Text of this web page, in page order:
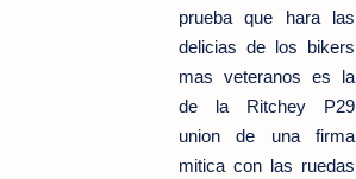
prueba que hara las
delicias de los bikers
mas veteranos es la
de la Ritchey P29
union de una firma
mitica con las ruedas